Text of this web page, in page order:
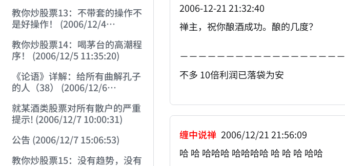
教你炒股票13：不带套的操作不
是好操作！ (2006/12/4
教你炒股票14：喝茅台的高潮程
序！ (2006/12/5 11:35:20)
《论语》详解：给所有曲解孔子
的人（38） (2006/12/6
就某酒类股票对所有散户的严重
提示! (2006/12/7 10:00:31)
公告 (2006/12/7 15:06:53)
教你炒股票15：没有趋势，没有
2006-12-21 21:32:40
禅主，祝你酿酒成功。酿的几度？
－－－－－－－－－－－－－－－－－－
不多 10倍利润已落袋为安
缠中说禅 2006/12/21 21:56:09
哈 哈 哈哈哈 哈哈哈哈 哈 哈 哈 哈哈